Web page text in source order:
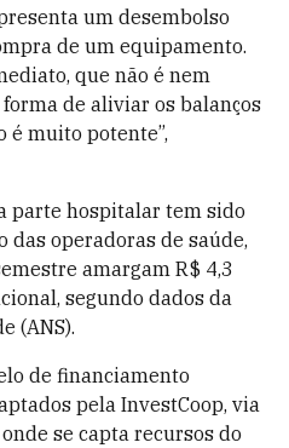
um desembolso
de um equipamento.
que não é nem
de aliviar os balanços
é muito potente”,
parte hospitalar tem sido
das operadoras de saúde,
amargam R$ 4,3
segundo dados da
(ANS).
de financiamento
pela InvestCoop, via
se capta recursos do